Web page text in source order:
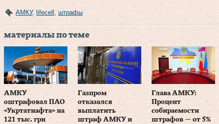
АМКУ, lifecell штрафы
материалы по теме
АМКУ
оштрафовал ПАО
«Укртатнафта» на
121 тыс. грн
Газпром
отказался
выплатить
штраф АМКУ и
Глава АМКУ:
Процент
собираемости
штрафов — от 5%